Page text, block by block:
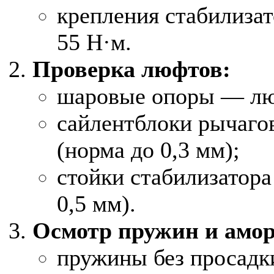
крепления
55 Н·м.
Проверка люфтов:
шаровые опоры —
сайлентблоки
(норма до 0,3 мм);
стойки
0,5 мм).
Осмотр пружин и
пружины без